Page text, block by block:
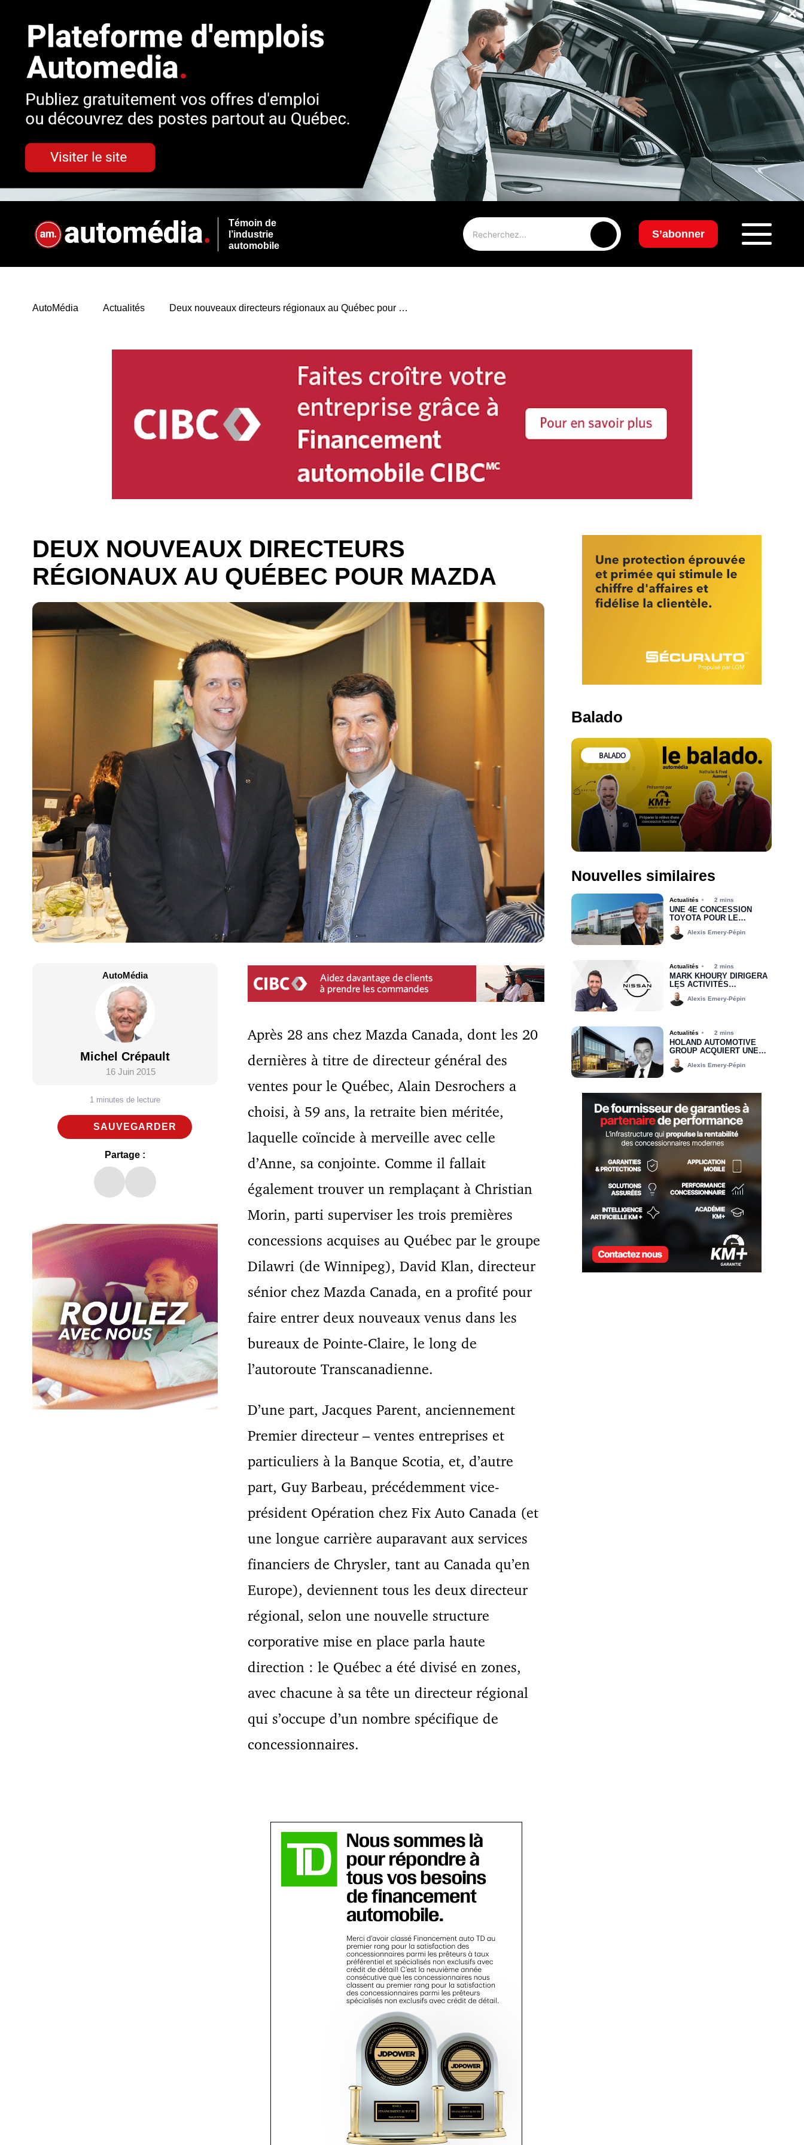
×
Témoin de
l’industrie
automobile
S’abonner
AutoMédia Actualités Deux nouveaux directeurs régionaux au Québec pour Mazda
DEUX NOUVEAUX DIRECTEURS
RÉGIONAUX AU QUÉBEC POUR MAZDA
AutoMédia
Michel Crépault
16 Juin 2015
1 minutes de lecture
SAUVEGARDER
Partage :
Après 28 ans chez Mazda Canada, dont les 20
dernières à titre de directeur général des
ventes pour le Québec, Alain Desrochers a
choisi, à 59 ans, la retraite bien méritée,
laquelle coïncide à merveille avec celle
d’Anne, sa conjointe. Comme il fallait
également trouver un remplaçant à Christian
Morin, parti superviser les trois premières
concessions acquises au Québec par le groupe
Dilawri (de Winnipeg), David Klan, directeur
sénior chez Mazda Canada, en a profité pour
faire entrer deux nouveaux venus dans les
bureaux de Pointe-Claire, le long de
l’autoroute Transcanadienne.
D’une part, Jacques Parent, anciennement
Premier directeur – ventes entreprises et
particuliers à la Banque Scotia, et, d’autre
part, Guy Barbeau, précédemment vice-
président Opération chez Fix Auto Canada (et
une longue carrière auparavant aux services
financiers de Chrysler, tant au Canada qu’en
Europe), deviennent tous les deux directeur
régional, selon une nouvelle structure
corporative mise en place parla haute
direction : le Québec a été divisé en zones,
avec chacune à sa tête un directeur régional
qui s’occupe d’un nombre spécifique de
concessionnaires.
Balado
BALADO
Nouvelles similaires
Actualités 2 mins
UNE 4E CONCESSION
TOYOTA POUR LE
GROUPE MHT
Alexis Emery-Pépin
Actualités 2 mins
MARK KHOURY DIRIGERA
LES ACTIVITÉS
RÉGIONALES DE NISSAN
CANADA DANS LA RÉGION
Alexis Emery-Pépin
Actualités 2 mins
HOLAND AUTOMOTIVE
GROUP ACQUIERT UNE
PARTIE DU
PORTEFEUILLE DE
Alexis Emery-Pépin